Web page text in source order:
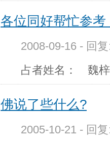
各位同好帮忙参
2008-09-16 - 回
占者姓名： 魏
佛说了些什么?
2005-10-21 - 回